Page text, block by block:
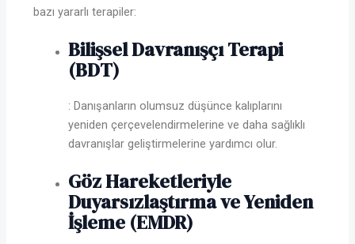
bazı yararlı terapiler:
Bilişsel Davranışçı Terapi
(BDT)
: Danışanların olumsuz düşünce kalıplarını
yeniden çerçevelendirmelerine ve daha sağlıklı
davranışlar geliştirmelerine yardımcı olur.
Göz Hareketleriyle
Duyarsızlaştırma ve Yeniden
İşleme (EMDR)